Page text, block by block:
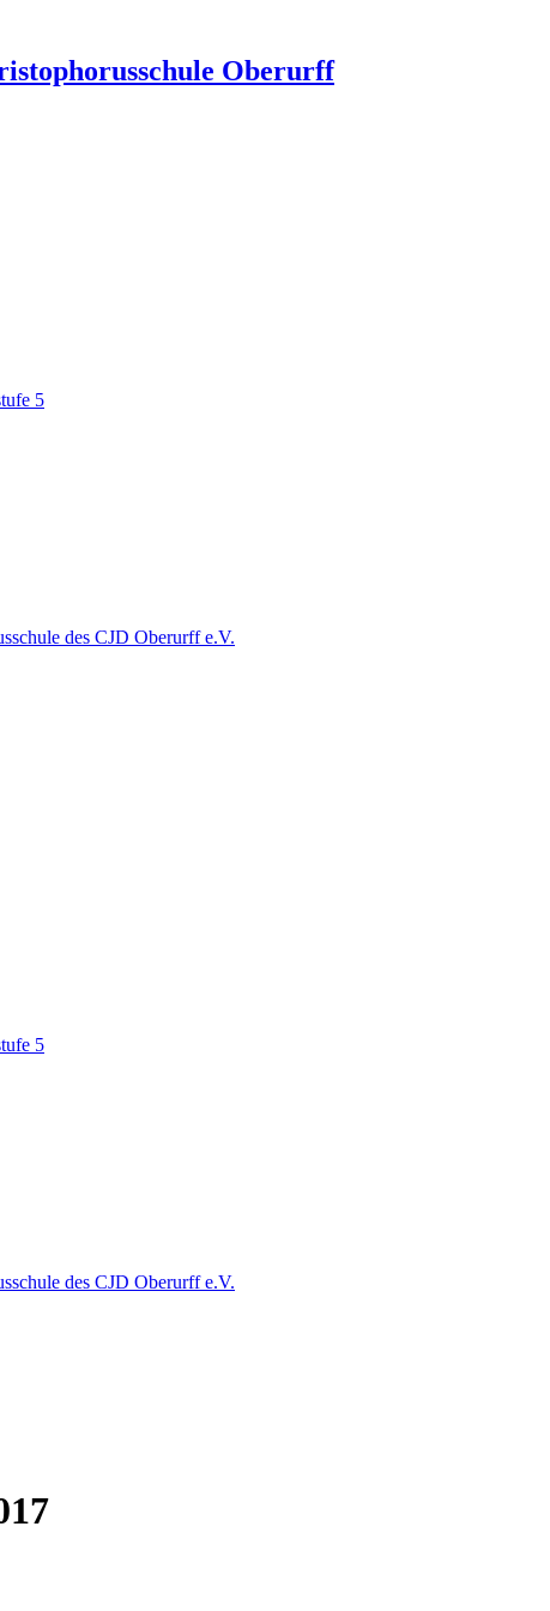
Oberurff
5
des CJD Oberurff e.V.
5
des CJD Oberurff e.V.